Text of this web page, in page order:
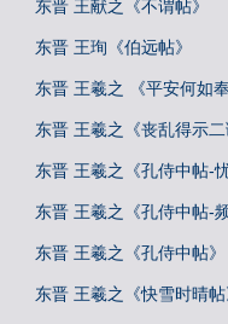
东晋 王献之《不谓帖》
东晋 王珣《伯远帖》
东晋 王羲之 《平安何如奉
东晋 王羲之《丧乱得示二
东晋 王羲之《孔侍中帖-
东晋 王羲之《孔侍中帖-
东晋 王羲之《孔侍中帖》
东晋 王羲之《快雪时晴帖